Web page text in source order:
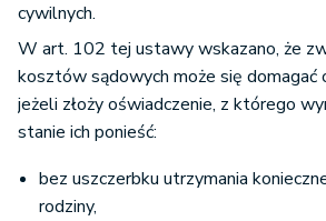
cywilnych.
W art. 102 tej ustawy wskazano, że
kosztów sądowych może się domagać
jeżeli złoży oświadczenie, z którego
stanie ich ponieść:
bez uszczerbku utrzymania
rodziny,